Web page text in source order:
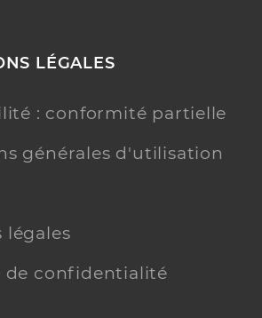
LÉGALES
: conformité partielle
générales d'utilisation
légales
de confidentialité